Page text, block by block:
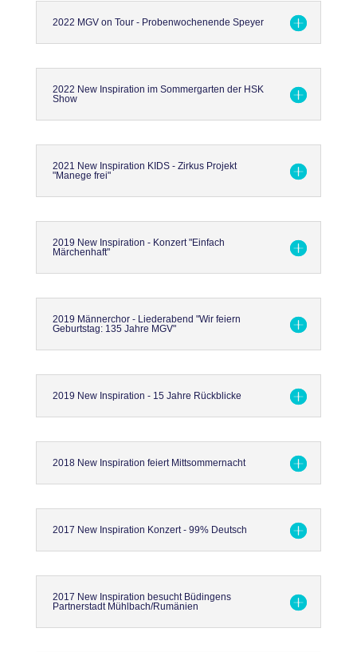
2022 MGV on Tour - Probenwochenende Speyer
2022 New Inspiration im Sommergarten der HSK
Show
2021 New Inspiration KIDS - Zirkus Projekt
"Manege frei"
2019 New Inspiration - Konzert "Einfach
Märchenhaft"
2019 Männerchor - Liederabend "Wir feiern
Geburtstag: 135 Jahre MGV"
2019 New Inspiration - 15 Jahre Rückblicke
2018 New Inspiration feiert Mittsommernacht
2017 New Inspiration Konzert - 99% Deutsch
2017 New Inspiration besucht Büdingens
Partnerstadt Mühlbach/Rumänien